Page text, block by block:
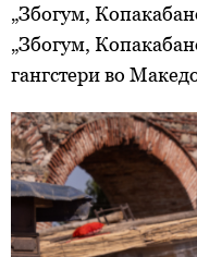
„Збогум,
„Збогум,
гангстери во